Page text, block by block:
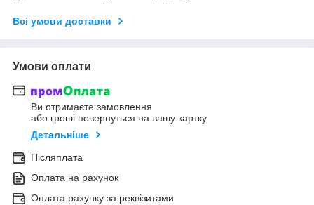
Всі умови доставки
Умови оплати
Ви отримаєте замовлення
або гроші повернуться на вашу картку
Детальніше
Післяплата
Оплата на рахунок
Оплата рахунку за реквізитами